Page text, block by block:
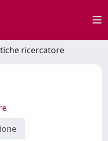
ricercatore